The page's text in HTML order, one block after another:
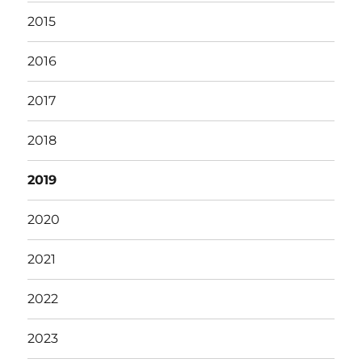
2015
2016
2017
2018
2019
2020
2021
2022
2023